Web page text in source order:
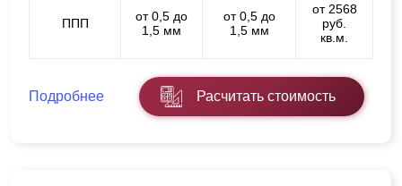
ППП
от 0,5 до
1,5 мм
от 0,5 до
1,5 мм
от 2568
руб.
кв.м.
Подробнее Расчитать стоимость